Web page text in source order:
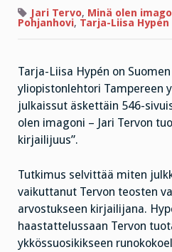
Jari Tervo, Minä olen
Pohjanhovi, Tarja-Liisa Hypén
Tarja-Liisa Hypén on
yliopistonlehtori Tampereen
julkaissut äskettäin 546-
olen imagoni – Jari Tervon
kirjailijuus”.
Tutkimus selvittää miten
vaikuttanut Tervon teosten
arvostukseen kirjailijana.
haastattelussaan Tervon
ykkössuosikikseen